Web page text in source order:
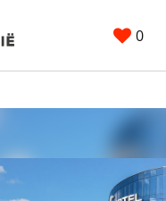
0